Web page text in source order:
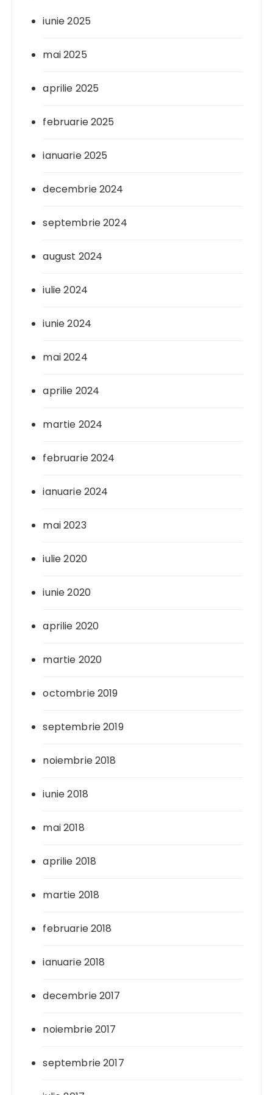
iunie 2025
mai 2025
aprilie 2025
februarie 2025
ianuarie 2025
decembrie 2024
septembrie 2024
august 2024
iulie 2024
iunie 2024
mai 2024
aprilie 2024
martie 2024
februarie 2024
ianuarie 2024
mai 2023
iulie 2020
iunie 2020
aprilie 2020
martie 2020
octombrie 2019
septembrie 2019
noiembrie 2018
iunie 2018
mai 2018
aprilie 2018
martie 2018
februarie 2018
ianuarie 2018
decembrie 2017
noiembrie 2017
septembrie 2017